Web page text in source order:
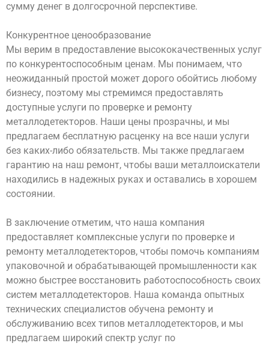
сумму денег в долгосрочной перспективе.
Конкурентное ценообразование
Мы верим в предоставление высококачественных услуг
по конкурентоспособным ценам. Мы понимаем, что
неожиданный простой может дорого обойтись любому
бизнесу, поэтому мы стремимся предоставлять
доступные услуги по проверке и ремонту
металлодетекторов. Наши цены прозрачны, и мы
предлагаем бесплатную расценку на все наши услуги
без каких-либо обязательств. Мы также предлагаем
гарантию на наш ремонт, чтобы ваши металлоискатели
находились в надежных руках и оставались в хорошем
состоянии.
В заключение отметим, что наша компания
предоставляет комплексные услуги по проверке и
ремонту металлодетекторов, чтобы помочь компаниям
упаковочной и обрабатывающей промышленности как
можно быстрее восстановить работоспособность своих
систем металлодетекторов. Наша команда опытных
технических специалистов обучена ремонту и
обслуживанию всех типов металлодетекторов, и мы
предлагаем широкий спектр услуг по